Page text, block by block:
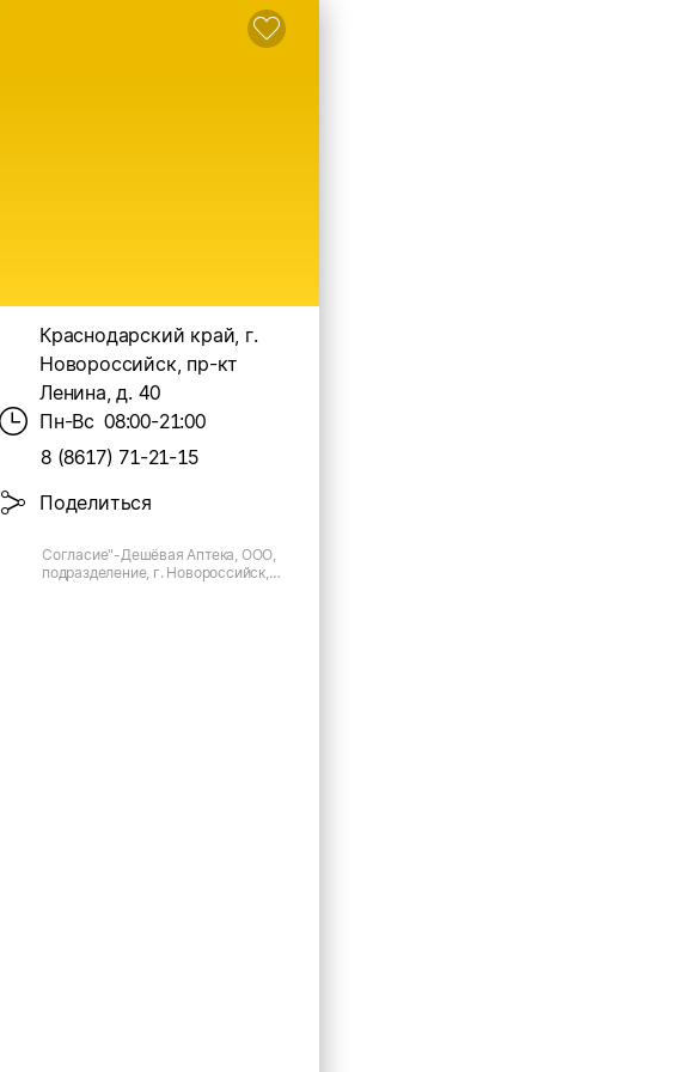
Краснодарский край, г.
Новороссийск, пр-кт
Ленина, д. 40
Пн-Вс 08:00-21:00
8 (8617) 71-21-15
Поделиться
Согласие"-Дешёвая Аптека, ООО,
подразделение, г. Новороссийск,